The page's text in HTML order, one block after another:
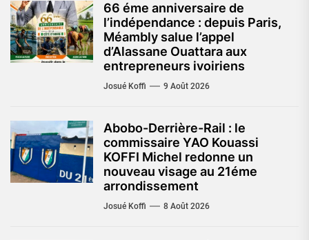
66 éme anniversaire de
l’indépendance : depuis Paris,
Méambly salue l’appel
d’Alassane Ouattara aux
entrepreneurs ivoiriens
Josué Koffi 9 Août 2026
Abobo-Derrière-Rail : le
commissaire YAO Kouassi
KOFFI Michel redonne un
nouveau visage au 21éme
arrondissement
Josué Koffi 8 Août 2026